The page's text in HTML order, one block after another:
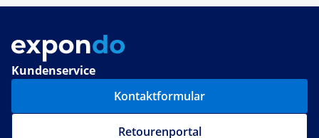
Kundenservice
Kontaktformular
Retourenportal